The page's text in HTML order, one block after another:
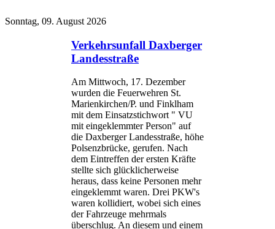
Sonntag, 09. August 2026
Verkehrsunfall Daxberger
Landesstraße
Am Mittwoch, 17. Dezember
wurden die Feuerwehren St.
Marienkirchen/P. und Finklham
mit dem Einsatzstichwort " VU
mit eingeklemmter Person" auf
die Daxberger Landesstraße, höhe
Polsenzbrücke, gerufen. Nach
dem Eintreffen der ersten Kräfte
stellte sich glücklicherweise
heraus, dass keine Personen mehr
eingeklemmt waren. Drei PKW's
waren kollidiert, wobei sich eines
der Fahrzeuge mehrmals
überschlug. An diesem und einem